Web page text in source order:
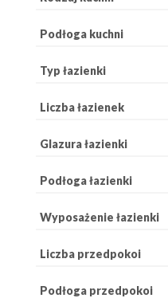
Podłoga kuchni
Typ łazienki
Liczba łazienek
Glazura łazienki
Podłoga łazienki
Wyposażenie łazienki
Liczba przedpokoi
Podłoga przedpokoi